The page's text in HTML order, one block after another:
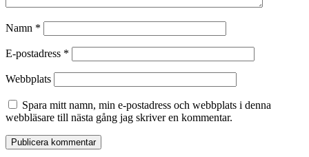
Namn *
E-postadress *
Webbplats
Spara mitt namn, min e-postadress och webbplats i denna
webbläsare till nästa gång jag skriver en kommentar.